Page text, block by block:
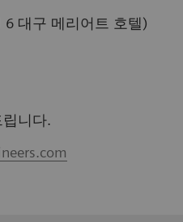
대구 메리어트 호텔)
니다.